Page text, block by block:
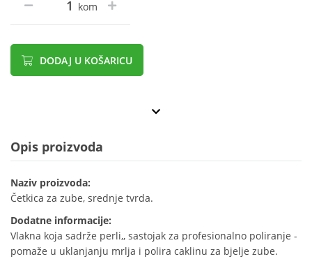
kom
DODAJ U KOŠARICU
Opis proizvoda
Naziv proizvoda:
Četkica za zube, srednje tvrda.
Dodatne informacije:
Vlakna koja sadrže perli,, sastojak za profesionalno poliranje -
pomaže u uklanjanju mrlja i polira caklinu za bjelje zube.